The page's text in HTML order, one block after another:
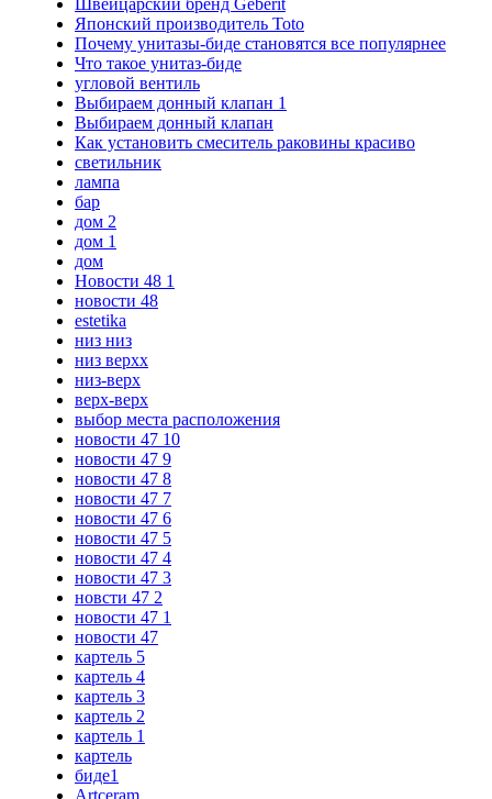
Японский производитель Toto
Почему унитазы-биде становятся все популярнее
Что такое унитаз-биде
угловой вентиль
Выбираем донный клапан 1
Выбираем донный клапан
Как установить смеситель раковины красиво
светильник
лампа
бар
дом 2
дом 1
дом
Новости 48 1
новости 48
estetika
низ низ
низ верхх
низ-верх
верх-верх
выбор места расположения
новости 47 10
новости 47 9
новости 47 8
новости 47 7
новости 47 6
новости 47 5
новости 47 4
новости 47 3
новсти 47 2
новости 47 1
новости 47
картель 5
картель 4
картель 3
картель 2
картель 1
картель
биде1
Artceram